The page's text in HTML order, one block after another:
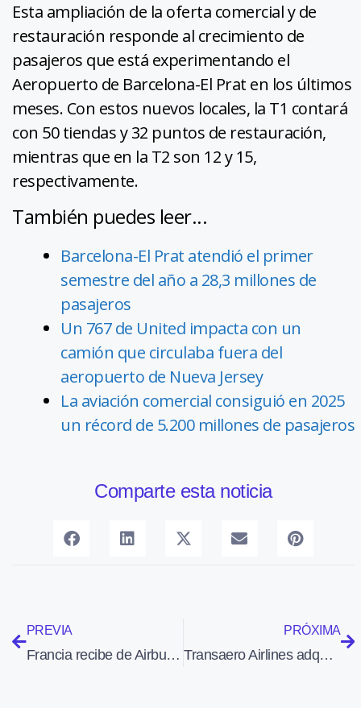
Esta ampliación de la oferta comercial y de
restauración responde al crecimiento de
pasajeros que está experimentando el
Aeropuerto de Barcelona-El Prat en los últimos
meses. Con estos nuevos locales, la T1 contará
con 50 tiendas y 32 puntos de restauración,
mientras que en la T2 son 12 y 15,
respectivamente.
También puedes leer...
Barcelona-El Prat atendió el primer
semestre del año a 28,3 millones de
pasajeros
Un 767 de United impacta con un
camión que circulaba fuera del
aeropuerto de Nueva Jersey
La aviación comercial consiguió en 2025
un récord de 5.200 millones de pasajeros
Comparte esta noticia
PREVIA
Francia recibe de Airbus Military el primero de ocho CN235 adicionales
PRÓXIMA
Transaero Airlines adquiere ocho aviones A320neo